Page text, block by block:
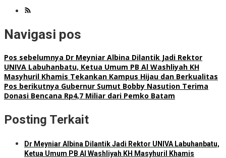
Navigasi pos
Pos sebelumnya Dr Meyniar Albina Dilantik Jadi Rektor
UNIVA Labuhanbatu, Ketua Umum PB Al Washliyah KH
Masyhuril Khamis Tekankan Kampus Hijau dan Berkualitas
Pos berikutnya Gubernur Sumut Bobby Nasution Terima
Donasi Bencana Rp4,7 Miliar dari Pemko Batam
Posting Terkait
Dr Meyniar Albina Dilantik Jadi Rektor UNIVA Labuhanbatu,
Ketua Umum PB Al Washliyah KH Masyhuril Khamis